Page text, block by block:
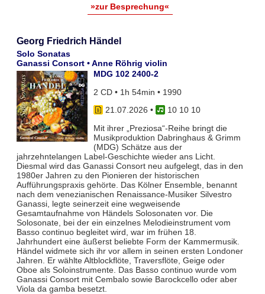
»zur Besprechung«
Georg Friedrich Händel
Solo Sonatas
Ganassi Consort • Anne Röhrig violin
MDG 102 2400-2
2 CD • 1h 54min • 1990
21.07.2026 •
10 10 10
Mit ihrer „Preziosa“-Reihe bringt die
Musikproduktion Dabringhaus & Grimm
(MDG) Schätze aus der
jahrzehntelangen Label-Geschichte wieder ans Licht.
Diesmal wird das Ganassi Consort neu aufgelegt, das in den
1980er Jahren zu den Pionieren der historischen
Aufführungspraxis gehörte. Das Kölner Ensemble, benannt
nach dem venezianischen Renaissance-Musiker Silvestro
Ganassi, legte seinerzeit eine wegweisende
Gesamtaufnahme von Händels Solosonaten vor. Die
Solosonate, bei der ein einzelnes Melodieinstrument vom
Basso continuo begleitet wird, war im frühen 18.
Jahrhundert eine äußerst beliebte Form der Kammermusik.
Händel widmete sich ihr vor allem in seinen ersten Londoner
Jahren. Er wählte Altblockflöte, Traversflöte, Geige oder
Oboe als Soloinstrumente. Das Basso continuo wurde vom
Ganassi Consort mit Cembalo sowie Barockcello oder aber
Viola da gamba besetzt.